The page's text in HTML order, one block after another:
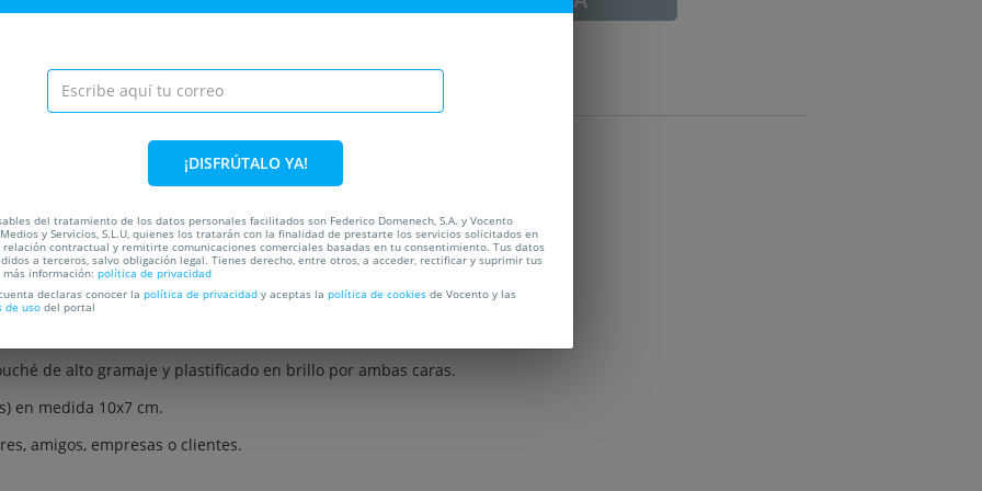
de 18€)
con tu foto favorita!
de alto gramaje y plastificado en brillo por ambas caras.
en medida 10x7 cm.
amigos, empresas o clientes.
¡DISFRÚTALO YA!
del tratamiento de los datos personales facilitados son Federico Domenech, S.A. y Vocento
y Servicios, S.L.U, quienes los tratarán con la finalidad de prestarte los servicios solicitados en
contractual y remitirte comunicaciones comerciales basadas en tu consentimiento. Tus datos
a terceros, salvo obligación legal. Tienes derecho, entre otros, a acceder, rectificar y suprimir tus
información: política de privacidad
declaras conocer la política de privacidad y aceptas la política de cookies de Vocento y las
de uso del portal